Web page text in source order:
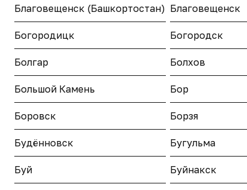
Благовещенск (Башкортостан) Благовещенск
Богородицк Богородск
Болгар Болхов
Большой Камень Бор
Боровск Борзя
Будённовск Бугульма
Буй Буйнакск